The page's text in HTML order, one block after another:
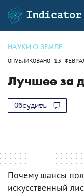
НАУКИ О ЗЕМЛЕ
ОПУБЛИКОВАНО 13
Лучшее за
Обсудить
Почему шансы
искусственный